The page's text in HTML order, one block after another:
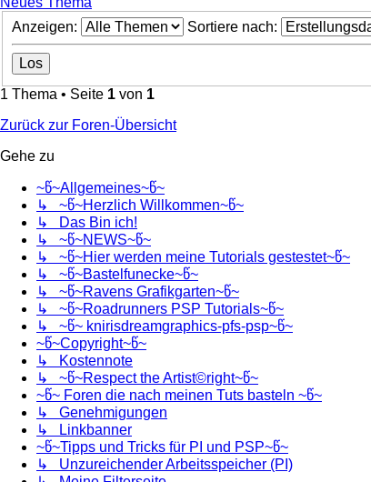
Anzeigen:
Sortiere nach:
1 Thema • Seite 1 von 1
Zurück zur Foren-Übersicht
Gehe zu
~წ~Allgemeines~წ~
↳ ~წ~Herzlich Willkommen~წ~
↳ Das Bin ich!
↳ ~წ~NEWS~წ~
↳ ~წ~Hier werden meine Tutorials gestestet~წ~
↳ ~წ~Bastelfunecke~წ~
↳ ~წ~Ravens Grafikgarten~წ~
↳ ~წ~Roadrunners PSP Tutorials~წ~
↳ ~წ~ knirisdreamgraphics-pfs-psp~წ~
~წ~Copyright~წ~
↳ Kostennote
↳ ~წ~Respect the Artist©right~წ~
~წ~ Foren die nach meinen Tuts basteln ~წ~
↳ Genehmigungen
↳ Linkbanner
~წ~Tipps und Tricks für PI und PSP~წ~
↳ Unzureichender Arbeitsspeicher (PI)